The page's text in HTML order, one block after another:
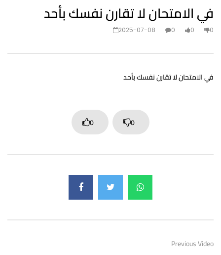
في الامتحان لا تقارن نفسك بأحد
2025-07-08 0 0 0
في الامتحان لا تقارن نفسك بأحد
0 0
Previous Video